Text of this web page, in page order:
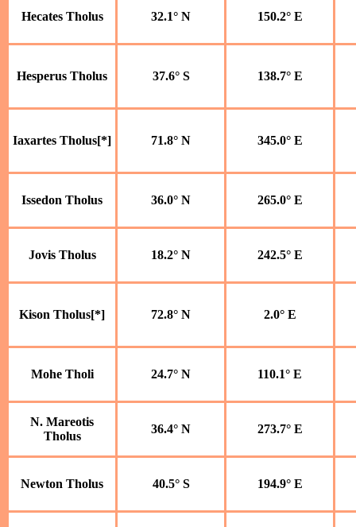
Hecates Tholus 32.1° N 150.2° E
Hesperus Tholus 37.6° S 138.7° E
Iaxartes Tholus[*] 71.8° N 345.0° E
Issedon Tholus 36.0° N 265.0° E
Jovis Tholus 18.2° N 242.5° E
Kison Tholus[*] 72.8° N 2.0° E
Mohe Tholi 24.7° N 110.1° E
N. Mareotis
Tholus
36.4° N 273.7° E
Newton Tholus 40.5° S 194.9° E